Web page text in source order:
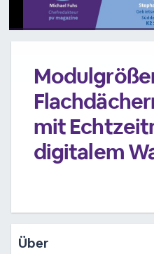
mit
digitalem
Über